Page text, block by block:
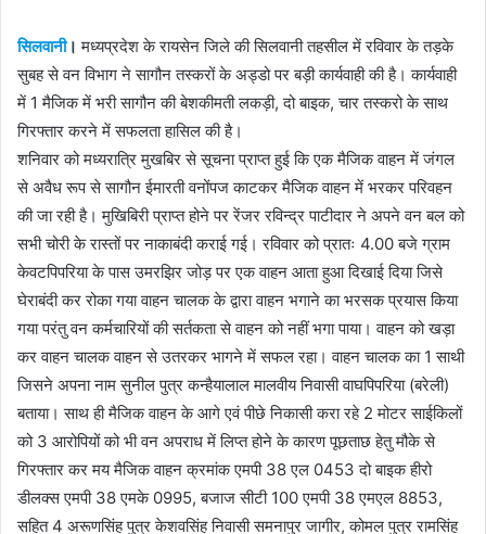
सिलवानी। मध्यप्रदेश के रायसेन जिले की सिलवानी तहसील में रविवार के तड़के
सुबह से वन विभाग ने सागौन तस्करों के अड्डो पर बड़ी कार्यवाही की है। कार्यवाही
में 1 मैजिक में भरी सागौन की बेशकीमती लकड़ी, दो बाइक, चार तस्करो के साथ
गिरफ्तार करने में सफलता हासिल की है।
शनिवार को मध्यरात्रि मुखबिर से सूचना प्राप्त हुई कि एक मैजिक वाहन में जंगल
से अवैध रूप से सागौन ईमारती वनोंपज काटकर मैजिक वाहन में भरकर परिवहन
की जा रही है। मुखिबिरी प्राप्त होने पर रेंजर रविन्द्र पाटीदार ने अपने वन बल को
सभी चोरी के रास्तों पर नाकाबंदी कराई गई। रविवार को प्रातः 4.00 बजे ग्राम
केवटपिपरिया के पास उमरझिर जोड़ पर एक वाहन आता हुआ दिखाई दिया जिसे
घेराबंदी कर रोका गया वाहन चालक के द्वारा वाहन भगाने का भरसक प्रयास किया
गया परंतु वन कर्मचारियों की सर्तकता से वाहन को नहीं भगा पाया। वाहन को खड़ा
कर वाहन चालक वाहन से उतरकर भागने में सफल रहा। वाहन चालक का 1 साथी
जिसने अपना नाम सुनील पुत्र कन्हैयालाल मालवीय निवासी वाघपिपरिया (बरेली)
बताया। साथ ही मैजिक वाहन के आगे एवं पीछे निकासी करा रहे 2 मोटर साईकिलों
को 3 आरोपियों को भी वन अपराध में लिप्त होने के कारण पूछताछ हेतु मौके से
गिरफ्तार कर मय मैजिक वाहन क्रमांक एमपी 38 एल 0453 दो बाइक हीरो
डीलक्स एमपी 38 एमके 0995, बजाज सीटी 100 एमपी 38 एमएल 8853,
सहित 4 अरूणसिंह पुत्र केशवसिंह निवासी समनापुर जागीर, कोमल पुत्र रामसिंह